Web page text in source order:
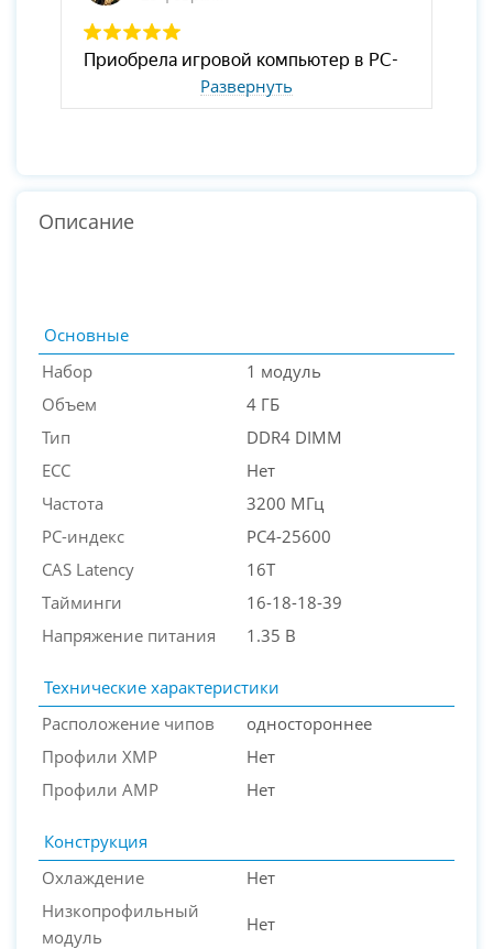
Развернуть
Описание
Основные
Набор
1 модуль
Объем
4 ГБ
Тип
DDR4 DIMM
ECC
Нет
Частота
3200 МГц
PC-индекс
PC4-25600
CAS Latency
16T
Тайминги
16-18-18-39
Напряжение питания
1.35 В
Технические характеристики
Расположение чипов
одностороннее
Профили XMP
Нет
Профили AMP
Нет
Конструкция
Охлаждение
Нет
Низкопрофильный
модуль
Нет